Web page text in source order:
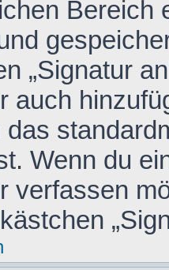
Bereich
„Signatur
auch
das
Wenn du
verfassen